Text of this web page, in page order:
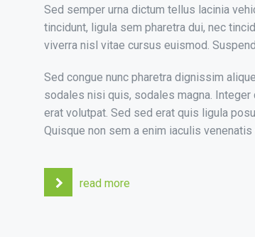
Sed semper urna dictum tellus lacinia
tincidunt, ligula sem pharetra dui, nec
viverra nisl vitae cursus euismod.
Sed congue nunc pharetra dignissim
sodales nisi quis, sodales magna.
erat volutpat. Sed sed erat quis ligula
Quisque non sem a enim iaculis
read more
agua en la